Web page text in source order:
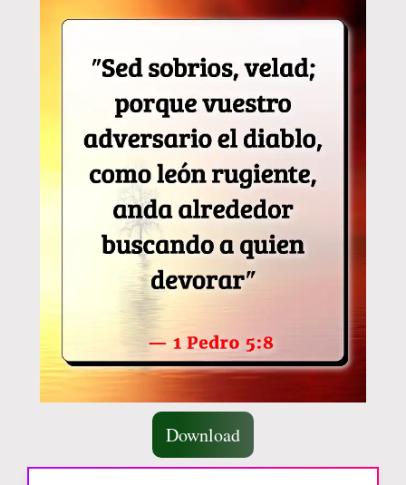
Download